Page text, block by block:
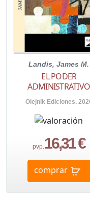
Landis, James M.
EL PODER
ADMINISTRATIVO
Olejnik Ediciones.
pvp. 16,31 €
comprar